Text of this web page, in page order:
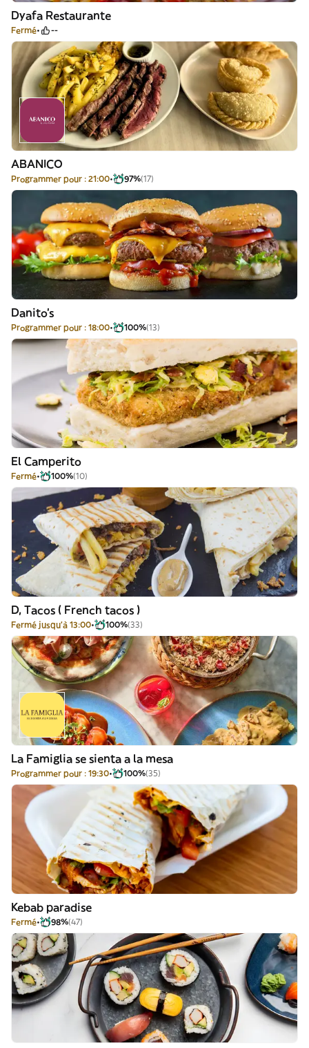
Dyafa Restaurante
Fermé --
ABANICO
Programmer pour : 21:00 97%(17)
Danito’s
Programmer pour : 18:00 100%(13)
El Camperito
Fermé 100%(10)
D, Tacos ( French tacos )
Fermé jusqu'à 13:00 100%(33)
La Famiglia se sienta a la mesa
Programmer pour : 19:30 100%(35)
Kebab paradise
Fermé 98%(47)